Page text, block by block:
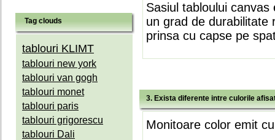
Tag clouds
tablouri KLIMT
tablouri new york
tablouri van gogh
tablouri monet
tablouri paris
tablouri grigorescu
tablouri Dali
Sasiul tabloului
un grad de durabilitate
prinsa cu capse pe
3. Exista diferente intre culorile
Monitoare color emit